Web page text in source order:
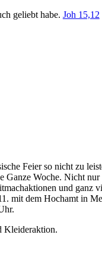
geliebt habe. Joh 15,12
Feier so nicht zu
Ganze Woche. Nicht nur
und ganz
mit dem Hochamt in
Kleideraktion.